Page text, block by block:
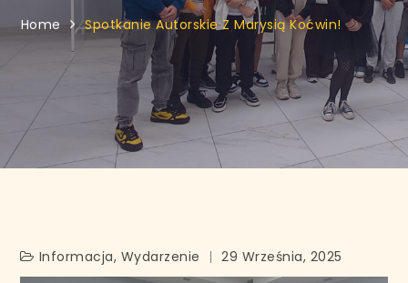
Home Spotkanie Autorskie Z Marysią Koćwin!
Informacja, Wydarzenie 29 Września, 2025